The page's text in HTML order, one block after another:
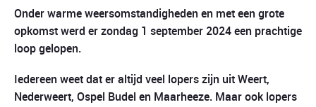
Onder warme weersomstandigheden en met een grote
opkomst werd er zondag 1 september 2024 een prachtige
loop gelopen.
Iedereen weet dat er altijd veel lopers zijn uit Weert,
Nederweert, Ospel Budel en Maarheeze. Maar ook lopers